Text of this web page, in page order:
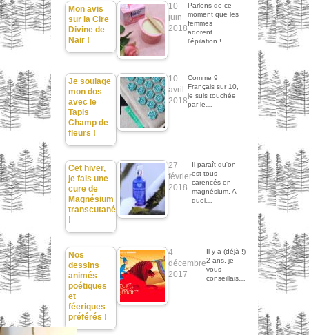
Mon avis
sur la Cire
Divine de
Nair !
10
juin
2018
Parlons de ce
moment que les
femmes
adorent...
l'épilation !…
Je soulage
mon dos
avec le
Tapis
Champ de
fleurs !
10
avril
2018
Comme 9
Français sur 10,
je suis touchée
par le…
Cet hiver,
je fais une
cure de
Magnésium
transcutané
!
27
février
2018
Il paraît qu'on
est tous
carencés en
magnésium. A
quoi…
Nos
dessins
animés
poétiques
et
féeriques
préférés !
4
décembre
2017
Il y a (déjà !)
2 ans, je
vous
conseillais…